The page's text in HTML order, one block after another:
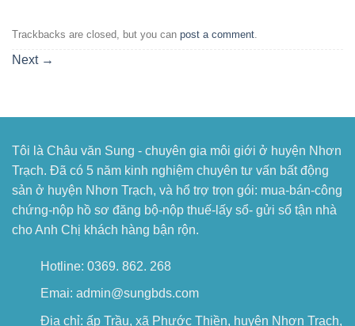
Trackbacks are closed, but you can post a comment.
Next →
Tôi là Châu văn Sung - chuyên gia môi giới ở huyện Nhơn
Trạch. Đã có 5 năm kinh nghiệm chuyên tư vấn bất động
sản ở huyện Nhơn Trạch, và hổ trợ trọn gói: mua-bán-công
chứng-nộp hồ sơ đăng bộ-nộp thuế-lấy sổ- gửi sổ tận nhà
cho Anh Chị khách hàng bận rộn.
Hotline: 0369. 862. 268
Emai: admin@sungbds.com
Địa chỉ: ấp Trầu, xã Phước Thiền, huyện Nhơn Trạch,